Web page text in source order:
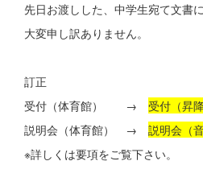
先日お渡しした、中学生宛て文書
大変申し訳ありません。
訂正
受付（体育館） → 受付（昇降
説明会（体育館） → 説明会（
※詳しくは要項をご覧下さい。